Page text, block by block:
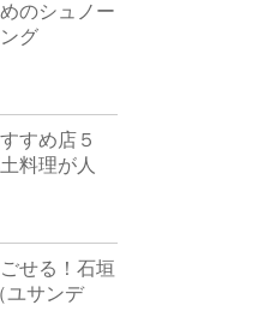
のシュノー
グ
すめ店５
料理が人
せる！石垣
ユサンデ